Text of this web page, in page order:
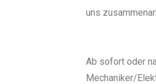
uns
Ab sofort oder
Mechaniker/